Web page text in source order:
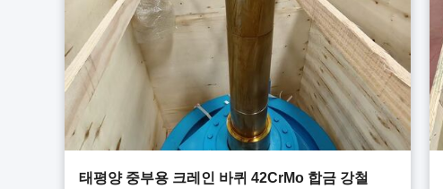
태평양 중부용 크레인 바퀴 42CrMo 합금 강철